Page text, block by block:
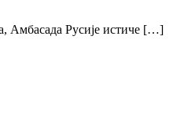
Амбасада Русије истиче […]